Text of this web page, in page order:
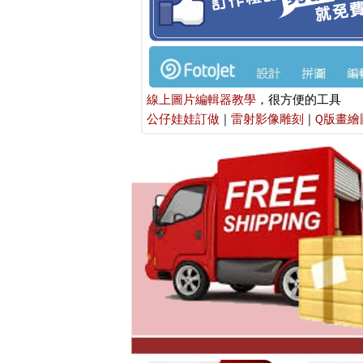
線上圖片編輯器教學 ，很方便的工具
公仔娃娃訂做 |雷射影像雕刻 |Q版畫繪